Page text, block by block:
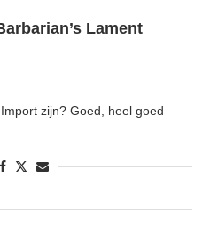
Lament
zijn? Goed, heel goed